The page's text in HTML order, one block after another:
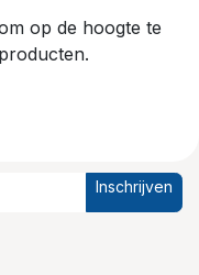
op de hoogte te
Inschrijven